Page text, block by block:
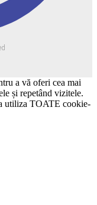
a vă oferi cea mai
și repetând vizitele.
utiliza TOATE cookie-